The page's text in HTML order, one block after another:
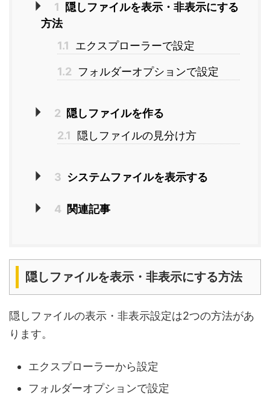
1
隠しファイルを表示・非表示にする
方法
1.1
エクスプローラーで設定
1.2 フォルダーオプションで設定
2 隠しファイルを作る
2.1
隠しファイルの見分け方
3 システムファイルを表示する
4 関連記事
隠しファイルを表示・非表示にする方法
隠しファイルの表示・非表示設定は2つの方法があ
ります。
エクスプローラーから設定
フォルダーオプションで設定